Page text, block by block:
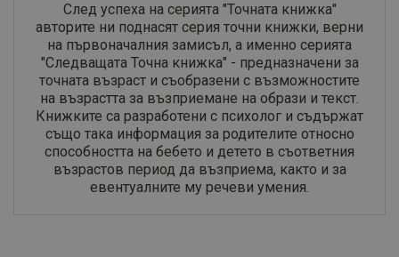
След успеха на серията "Точната книжка"
авторите ни поднасят серия точни книжки, верни
на първоначалния замисъл, а именно серията
"Следващата Точна книжка" - предназначени за
точната възраст и съобразени с възможностите
на възрастта за възприемане на образи и текст.
Книжките са разработени с психолог и съдържат
също така информация за родителите относно
способността на бебето и детето в съответния
възрастов период да възприема, както и за
евентуалните му речеви умения.